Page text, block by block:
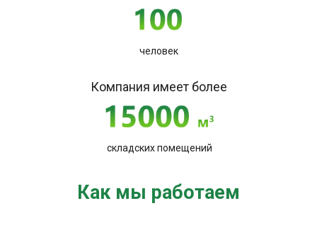
Компания имеет более
человек
складских помещений
Как мы работаем